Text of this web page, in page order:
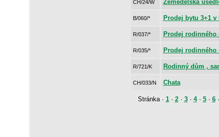
CH/24/W Zemědělská
B/060/* Prodej bytu 3+1 v
R/037/* Prodej rodinného
R/035/* Prodej rodinného
R/721/K Rodinný dům ,
CH/033/N Chata
Stránka · 1· 2· 3· 4· 5· 6